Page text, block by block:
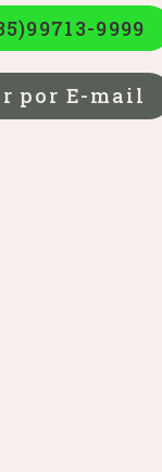
9999
por E-mail